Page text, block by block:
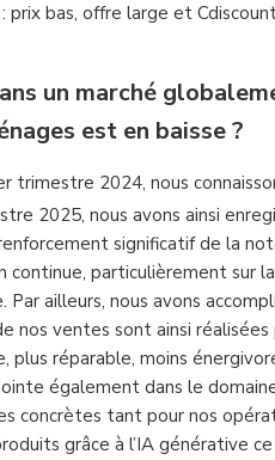
bas, offre large et
un marché
est en baisse ?
2024, nous
2025, nous avons ainsi
significatif de la
continue, particulièrement sur
ailleurs, nous avons
nos ventes sont ainsi réalisées
plus réparable, moins
également dans le
concrètes tant pour nos
grâce à l’IA générative